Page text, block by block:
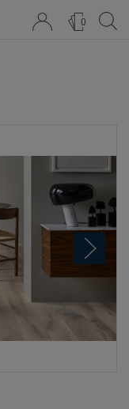
0